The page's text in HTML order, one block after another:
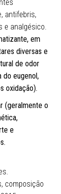
antifebris,
e analgésico.
em
diversas e
de odor
do eugenol,
oxidação).
(geralmente o
e
composição